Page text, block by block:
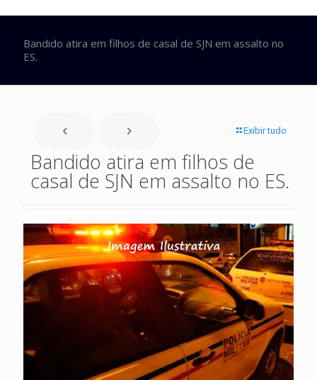
Bandido atira em filhos de casal de SJN em assalto no
ES.
Exibir tudo
Bandido atira em filhos de
casal de SJN em assalto no ES.